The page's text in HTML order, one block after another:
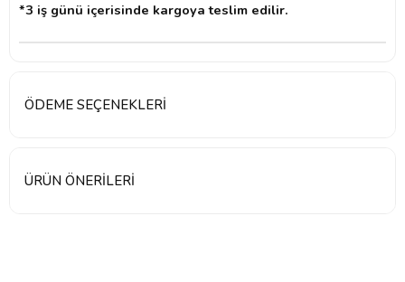
*3 iş günü içerisinde kargoya teslim edilir.
ÖDEME SEÇENEKLERI
ÜRÜN ÖNERILERI